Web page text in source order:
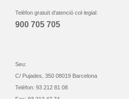
Telèfon gratuït d'atenció col·legial:
900 705 705
Seu:
C/ Pujades, 350 08019 Barcelona
Telèfon: 93 212 81 08